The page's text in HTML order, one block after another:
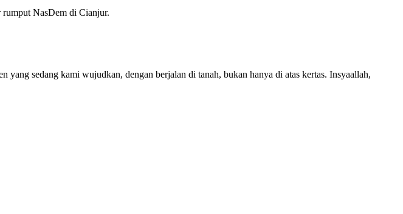
NasDem di Cianjur.
sedang kami wujudkan, dengan berjalan di tanah, bukan hanya di atas kertas. Insyaallah,